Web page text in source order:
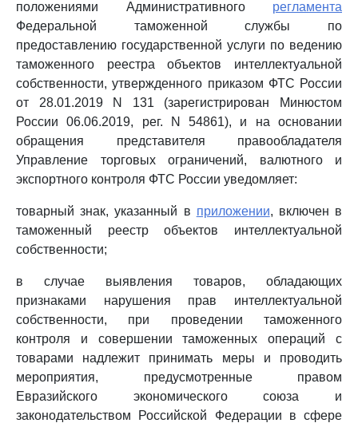
положениями Административного регламента
Федеральной таможенной службы по
предоставлению государственной услуги по ведению
таможенного реестра объектов интеллектуальной
собственности, утвержденного приказом ФТС России
от 28.01.2019 N 131 (зарегистрирован Минюстом
России 06.06.2019, рег. N 54861), и на основании
обращения представителя правообладателя
Управление торговых ограничений, валютного и
экспортного контроля ФТС России уведомляет:
товарный знак, указанный в приложении, включен в
таможенный реестр объектов интеллектуальной
собственности;
в случае выявления товаров, обладающих
признаками нарушения прав интеллектуальной
собственности, при проведении таможенного
контроля и совершении таможенных операций с
товарами надлежит принимать меры и проводить
мероприятия, предусмотренные правом
Евразийского экономического союза и
законодательством Российской Федерации в сфере